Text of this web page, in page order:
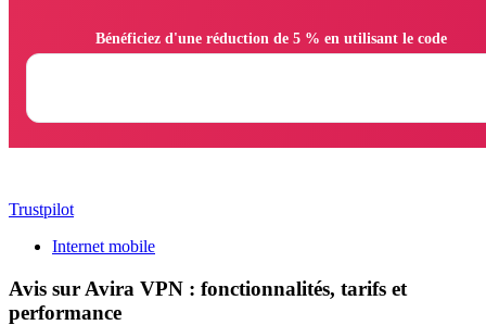
Trustpilot
Internet mobile
Avis sur Avira VPN : fonctionnalités, tarifs et
performance